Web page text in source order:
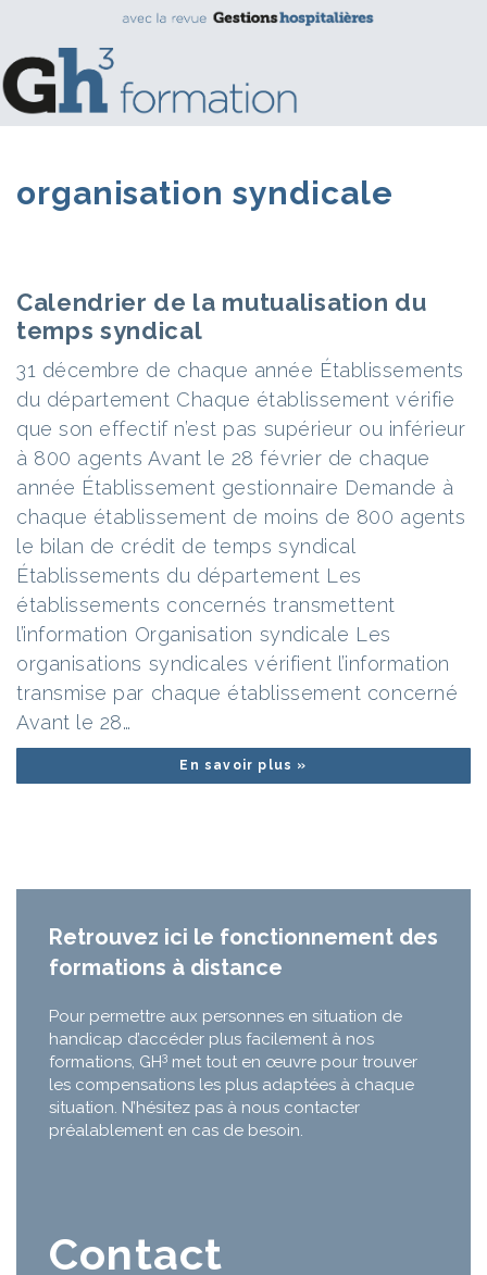
organisation syndicale
Calendrier de la mutualisation du
temps syndical
31 décembre de chaque année Établissements
du département Chaque établissement vérifie
que son effectif n’est pas supérieur ou inférieur
à 800 agents Avant le 28 février de chaque
année Établissement gestionnaire Demande à
chaque établissement de moins de 800 agents
le bilan de crédit de temps syndical
Établissements du département Les
établissements concernés transmettent
l’information Organisation syndicale Les
organisations syndicales vérifient l’information
transmise par chaque établissement concerné
Avant le 28…
En savoir plus »
Retrouvez ici le fonctionnement des
formations à distance
Pour permettre aux personnes en situation de
handicap d’accéder plus facilement à nos
formations, GH3 met tout en œuvre pour trouver
les compensations les plus adaptées à chaque
situation. N’hésitez pas à nous contacter
préalablement en cas de besoin.
Contact